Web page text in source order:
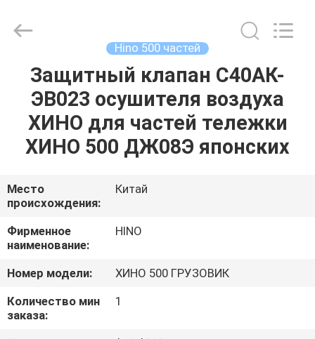
ДОМ
ПРОДУКТЫ
НАС
ПУТЕШЕСТВИЕ
ФАБРИКИ
ПРОВЕРКА
КАЧЕСТВА
Hino 500 частей
Защитный клапан С40АК-
ЭВ023 осушителя воздуха
ХИНО для частей тележки
ХИНО 500 ДЖ08Э японских
Место
происхождения:
Китай
Фирменное
наименование:
HINO
Номер модели:
ХИНО 500 ГРУЗОВИК
Количество мин
заказа:
1